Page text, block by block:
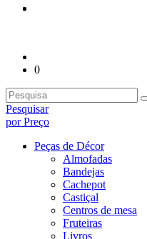
0
Pesquisar
por Preço
Peças de Décor
Almofadas
Bandejas
Cachepot
Castiçal
Centros de mesa
Fruteiras
Livros